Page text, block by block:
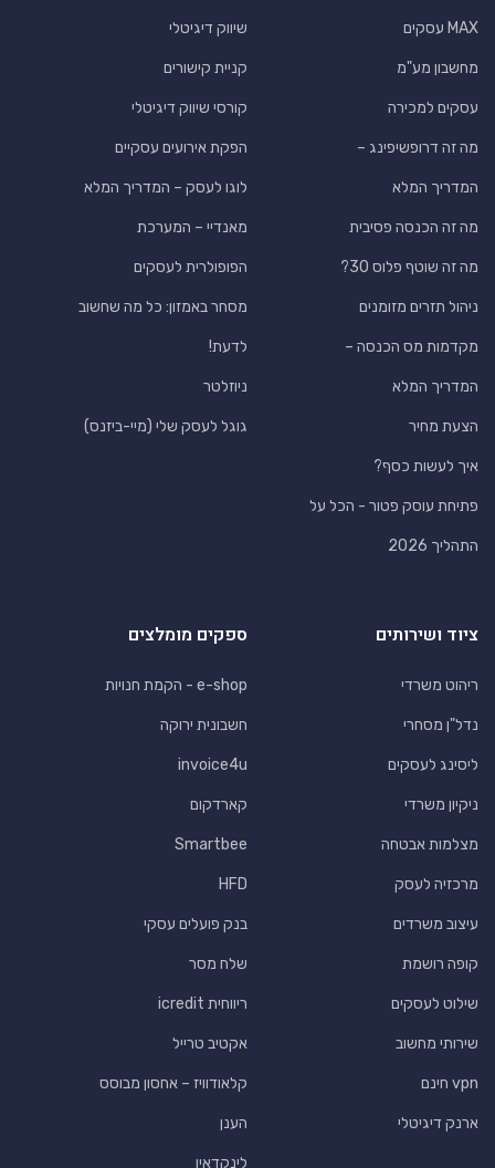
MAX עסקים
מחשבון מע"מ
עסקים למכירה
מה זה דרופשיפינג –
המדריך המלא
מה זה הכנסה פסיבית
מה זה שוטף פלוס 30?
ניהול תזרים מזומנים
מקדמות מס הכנסה –
המדריך המלא
הצעת מחיר
איך לעשות כסף?
פתיחת עוסק פטור - הכל על
התהליך 2026
שיווק דיגיטלי
קניית קישורים
קורסי שיווק דיגיטלי
הפקת אירועים עסקיים
לוגו לעסק – המדריך המלא
מאנדיי – המערכת
הפופולרית לעסקים
מסחר באמזון: כל מה שחשוב
לדעת!
ניוזלטר
גוגל לעסק שלי (מיי-ביזנס)
ציוד ושירותים
ריהוט משרדי
נדל"ן מסחרי
ליסינג לעסקים
ניקיון משרדי
מצלמות אבטחה
מרכזיה לעסק
עיצוב משרדים
קופה רושמת
שילוט לעסקים
שירותי מחשוב
vpn חינם
ארנק דיגיטלי
ספקים מומלצים
e-shop - הקמת חנויות
חשבונית ירוקה
invoice4u
קארדקום
Smartbee
HFD
בנק פועלים עסקי
שלח מסר
ריווחית icredit
אקטיב טרייל
קלאודוויז – אחסון מבוסס
הענן
לינקדאין